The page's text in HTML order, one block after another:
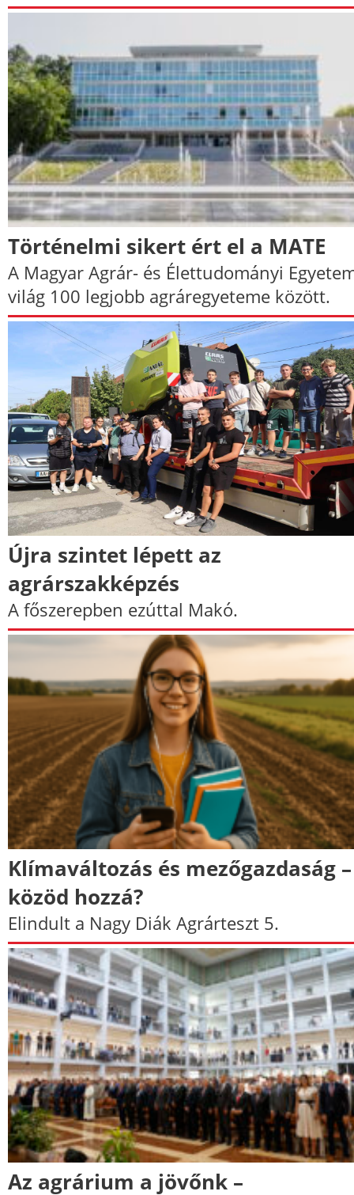
Történelmi sikert ért el a MATE
A Magyar Agrár- és Élettudományi
világ 100 legjobb agráregyeteme között.
Újra szintet lépett az
agrárszakképzés
A főszerepben ezúttal Makó.
Klímaváltozás és mezőgazdaság
közöd hozzá?
Elindult a Nagy Diák Agrárteszt 5.
Az agrárium a jövőnk –